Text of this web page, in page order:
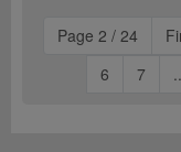
Page 2 / 24
6
7